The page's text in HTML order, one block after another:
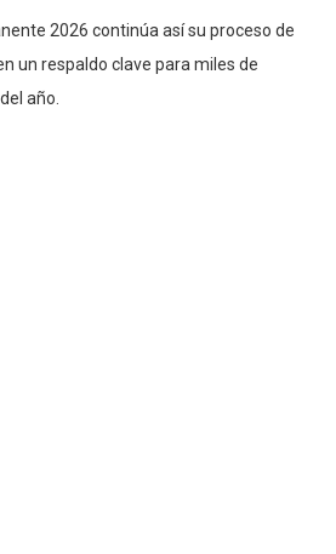
2026 continúa así su proceso de
un respaldo clave para miles de
año.